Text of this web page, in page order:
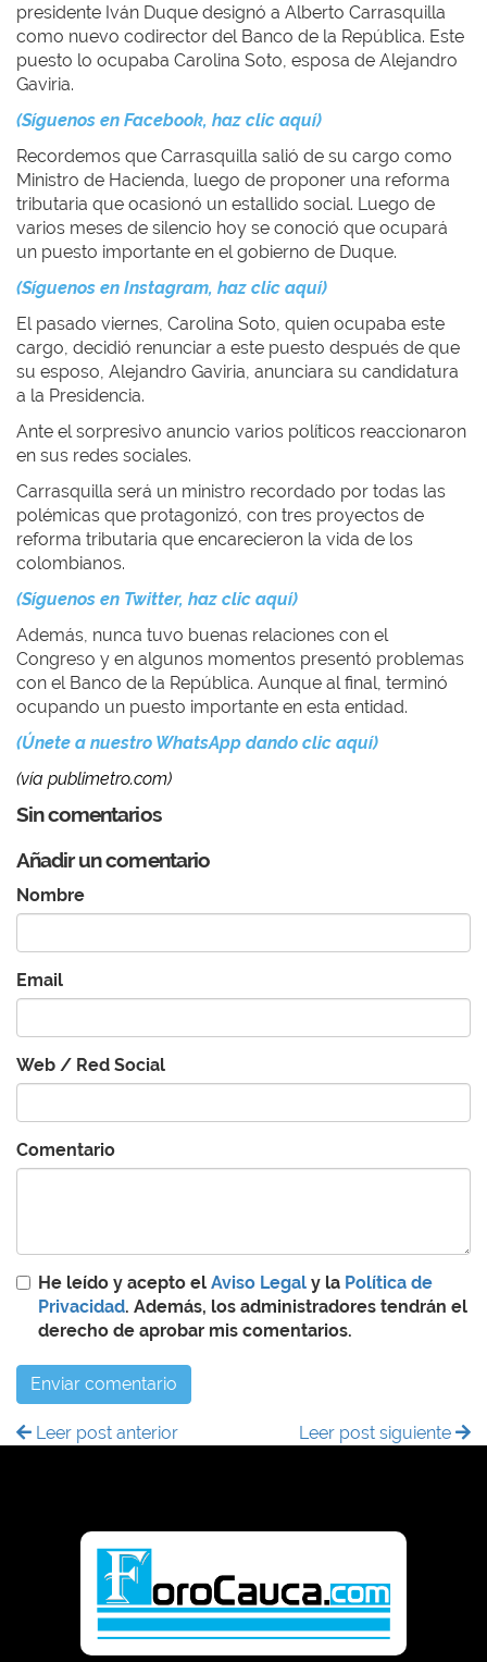
presidente Iván Duque designó a Alberto Carrasquilla
como nuevo codirector del Banco de la República. Este
puesto lo ocupaba Carolina Soto, esposa de Alejandro
Gaviria.
(Síguenos en Facebook, haz clic aquí)
Recordemos que Carrasquilla salió de su cargo como
Ministro de Hacienda, luego de proponer una reforma
tributaria que ocasionó un estallido social. Luego de
varios meses de silencio hoy se conoció que ocupará
un puesto importante en el gobierno de Duque.
(Síguenos en Instagram, haz clic aquí)
El pasado viernes, Carolina Soto, quien ocupaba este
cargo, decidió renunciar a este puesto después de que
su esposo, Alejandro Gaviria, anunciara su candidatura
a la Presidencia.
Ante el sorpresivo anuncio varios políticos reaccionaron
en sus redes sociales.
Carrasquilla será un ministro recordado por todas las
polémicas que protagonizó, con tres proyectos de
reforma tributaria que encarecieron la vida de los
colombianos.
(Síguenos en Twitter, haz clic aquí)
Además, nunca tuvo buenas relaciones con el
Congreso y en algunos momentos presentó problemas
con el Banco de la República. Aunque al final, terminó
ocupando un puesto importante en esta entidad.
(Únete a nuestro WhatsApp dando clic aquí)
(vía publimetro.com)
Sin comentarios
Añadir un comentario
Nombre
Email
Web / Red Social
Comentario
He leído y acepto el Aviso Legal y la Política de
Privacidad. Además, los administradores tendrán el
derecho de aprobar mis comentarios.
Enviar comentario
Leer post anterior Leer post siguiente